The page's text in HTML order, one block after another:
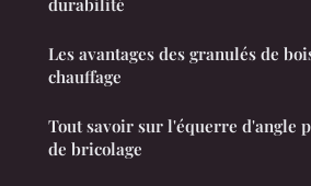
durabilité
Les avantages des granulés de
chauffage
Tout savoir sur l'équerre d'angle
de bricolage